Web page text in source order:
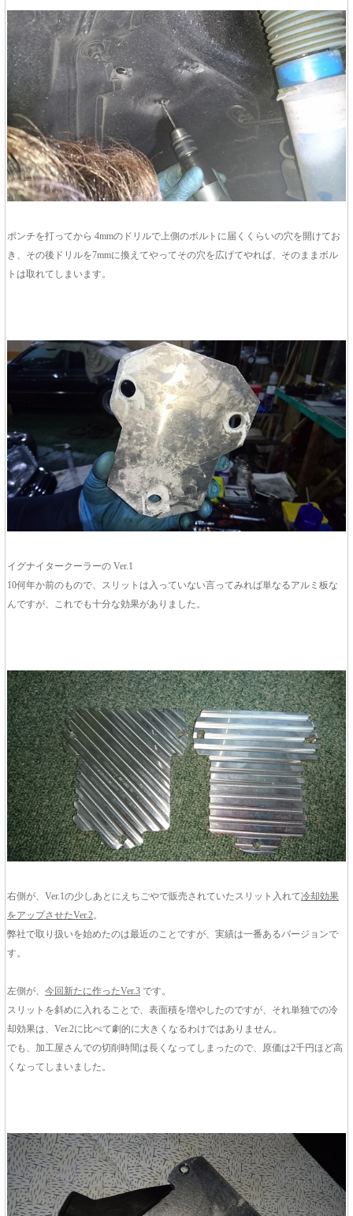
ポンチを打ってから 4mmのドリルで上側のボルトに届くくらいの穴を開けてお
き、その後ドリルを7mmに換えてやってその穴を広げてやれば、そのままボル
トは取れてしまいます。
イグナイタークーラーの Ver.1
10何年か前のもので、スリットは入っていない言ってみれば単なるアルミ板な
んですが、これでも十分な効果がありました。
右側が、Ver.1の少しあとにえちごやで販売されていたスリット入れて冷却効果
をアップさせたVer.2。
弊社で取り扱いを始めたのは最近のことですが、実績は一番あるバージョンで
す。
左側が、 今回新たに作ったVer.3 です。
スリットを斜めに入れることで、表面積を増やしたのですが、それ単独での冷
却効果は、Ver.2に比べて劇的に大きくなるわけではありません。
でも、加工屋さんでの切削時間は長くなってしまったので、原価は2千円ほど高
くなってしまいました。